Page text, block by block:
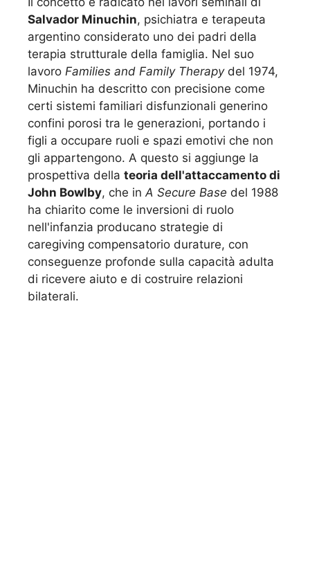
Salvador Minuchin, psichiatra e terapeuta
argentino considerato uno dei padri della
terapia strutturale della famiglia. Nel suo
lavoro Families and Family Therapydel 1974,
Minuchin ha descritto con precisione come
certi sistemi familiari disfunzionali generino
confini porosi tra le generazioni, portando i
figli a occupare ruoli e spazi emotivi che non
gli appartengono. A questo si aggiunge la
prospettiva della teoria dell'attaccamento di
John Bowlby, che inA Secure Base del 1988
ha chiarito come le inversioni di ruolo
nell'infanzia producano strategie di
caregiving compensatorio durature, con
conseguenze profonde sulla capacità adulta
di ricevere aiuto e di costruire relazioni
bilaterali.